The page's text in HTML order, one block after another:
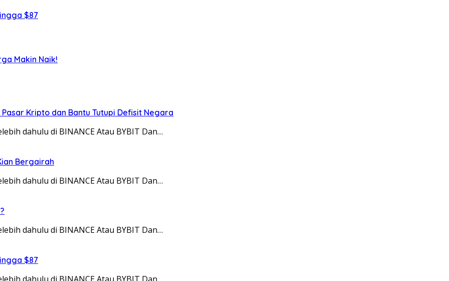
$87
Makin Naik!
Kripto dan Bantu Tutupi Defisit Negara
dahulu di BINANCE Atau BYBIT Dan…
Bergairah
dahulu di BINANCE Atau BYBIT Dan…
dahulu di BINANCE Atau BYBIT Dan…
$87